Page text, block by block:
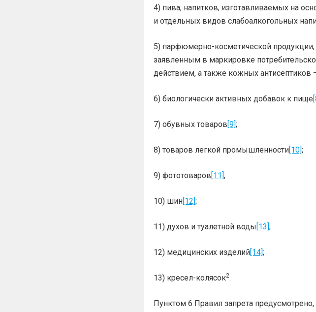
4) пива, напитков, изготавливаемых на
и отдельных видов слабоалкогольных
5) парфюмерно-косметической продукции,
заявленным в маркировке
действием, а также кожных
6) биологически активных добавок к пище
7) обувных товаров[9];
8) товаров легкой промышленности[10];
9) фототоваров[11];
10) шин[12];
11) духов и туалетной воды[13];
12) медицинских изделий[14];
13) кресел-колясок2.
Пунктом 6 Правил запрета